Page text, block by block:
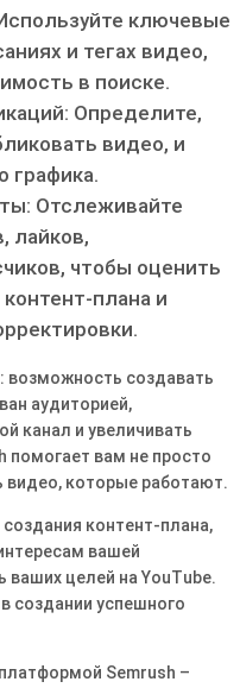
ключевые
и тегах видео,
в поиске.
Определите,
видео, и
графика.
Отслеживайте
лайков,
чтобы оценить
плана и
возможность создавать
аудиторией,
канал и увеличивать
помогает вам не просто
видео, которые работают.
контент-плана,
вашей
целей на YouTube.
создании успешного
Semrush –